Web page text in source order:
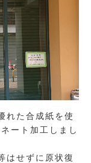
れた合成紙を使
ート加工しまし
はせずに原状復